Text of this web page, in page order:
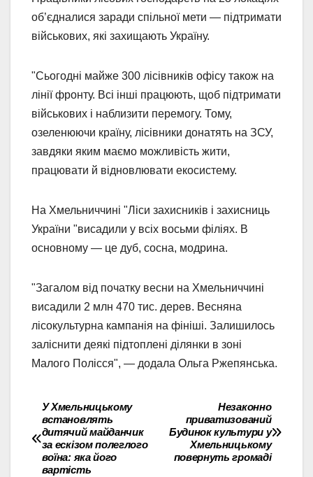
об’єдналися заради спільної мети — підтримати
військових, які захищають Україну.
"Сьогодні майже 300 лісівників офісу також на
лінії фронту. Всі інші працюють, щоб підтримати
військових і наблизити перемогу. Тому,
озеленюючи країну, лісівники донатять на ЗСУ,
завдяки яким маємо можливість жити,
працювати й відновлювати екосистему.
На Хмельниччині "Ліси захисників і захисниць
України "висадили у всіх восьми філіях. В
основному — це дуб, сосна, модрина.
"Загалом від початку весни на Хмельниччині
висадили 2 млн 470 тис. дерев. Весняна
лісокультурна кампанія на фініші. Залишилось
заліснити деякі підтоплені ділянки в зоні
Малого Полісся", — додала Ольга Ржепянська.
Навігація
записів
Незаконно
приватизований
Будинок культури у
Хмельницькому
повернуть громаді
У Хмельницькому
встановлять
дитячий майданчик
за ескізом полеглого
воїна: яка його
вартість